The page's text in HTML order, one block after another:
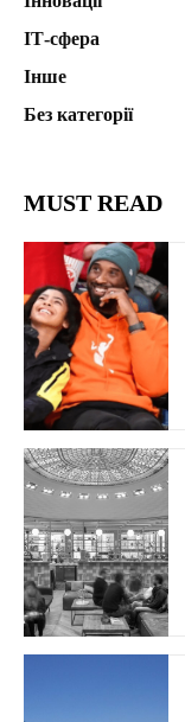
ІТ-сфера
Інше
Без категорії
MUST READ